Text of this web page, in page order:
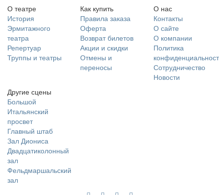
О театре
История
Эрмитажного
театра
Репертуар
Труппы и театры
Как купить
Правила заказа
Оферта
Возврат билетов
Акции и скидки
Отмены и
переносы
О нас
Контакты
О сайте
О компании
Политика
Сотрудничество
Новости
Другие сцены
Большой
Итальянский
просвет
Главный штаб
Зал Диониса
Двадцатиколонный
зал
Фельдмаршальский
зал